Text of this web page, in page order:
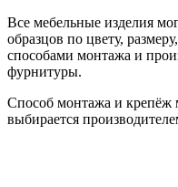
Все мебельные изделия
образцов по цвету,
способами монтажа и
фурнитуры.
Способ монтажа и крепёж
выбирается